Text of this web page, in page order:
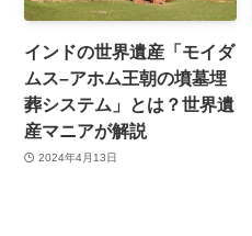
インドの世界遺産「モイダ
ムス–アホム王朝の墳墓埋
葬システム」とは？世界遺
産マニアが解説
2024年4月13日